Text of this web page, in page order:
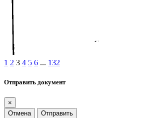
1 2 3 4 5 6 ... 132
Отправить документ
×
Отмена
Отправить